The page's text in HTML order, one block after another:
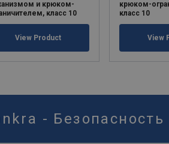
и крюком-
класс 10
View Product
крюком-
класс 10
View
- Безопасность